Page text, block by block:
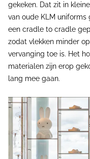
gekeken. Dat zit in
van oude KLM
een cradle to cradle
zodat vlekken minder
vervanging toe is. Het
materialen zijn erop
lang mee gaan.